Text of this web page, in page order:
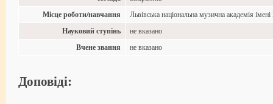
Місце роботи/навчання Львівська національна музична академія
Науковий ступінь не вказано
Вчене звання не вказано
Доповіді: